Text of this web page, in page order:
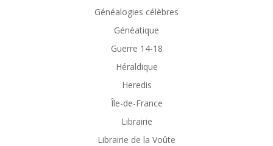
Généalogies célèbres
Généatique
Guerre 14-18
Héraldique
Heredis
Île-de-France
Librairie
Librairie de la Voûte